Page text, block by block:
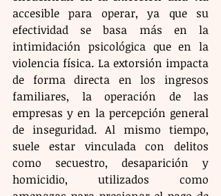
accesible para operar, ya que su
efectividad se basa más en la
intimidación psicológica que en la
violencia física. La extorsión impacta
de forma directa en los ingresos
familiares, la operación de las
empresas y en la percepción general
de inseguridad. Al mismo tiempo,
suele estar vinculada con delitos
como secuestro, desaparición y
homicidio, utilizados como